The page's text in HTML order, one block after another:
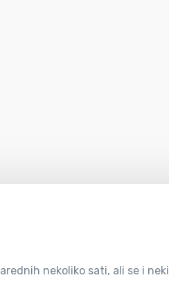
nekoliko sati, ali se i